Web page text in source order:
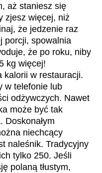
aż staniesz się
zjesz więcej, niż
że jedzenie raz
porcji, spowalnia
że po roku, niby
kg więcej!
kalorii w restauracji.
w telefonie lub
odżywczych. Nawet
może być tak
Doskonałym
niechcący
naleśnik. Tradycyjny
tylko 250. Jeśli
polaną tłustym,